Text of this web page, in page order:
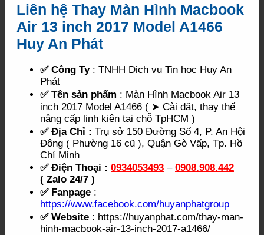
Liên hệ Thay Màn Hình Macbook
Air 13 inch 2017 Model A1466
Huy An Phát
✅ Công Ty : TNHH Dịch vụ Tin học Huy An
Phát
✅ Tên sản phẩm : Màn Hình Macbook Air 13
inch 2017 Model A1466 ( ➤ Cài đặt, thay thế
nâng cấp linh kiện tại chỗ TpHCM )
✅ Địa Chỉ : Trụ sở 150 Đường Số 4, P. An Hội
Đông ( Phường 16 cũ ), Quận Gò Vấp, Tp. Hồ
Chí Minh
✅ Điện Thoại : 0934053493 – 0908.908.442
( Zalo 24/7 )
✅ Fanpage :
https://www.facebook.com/huyanphatgroup
✅ Website : https://huyanphat.com/thay-man-
hinh-macbook-air-13-inch-2017-a1466/